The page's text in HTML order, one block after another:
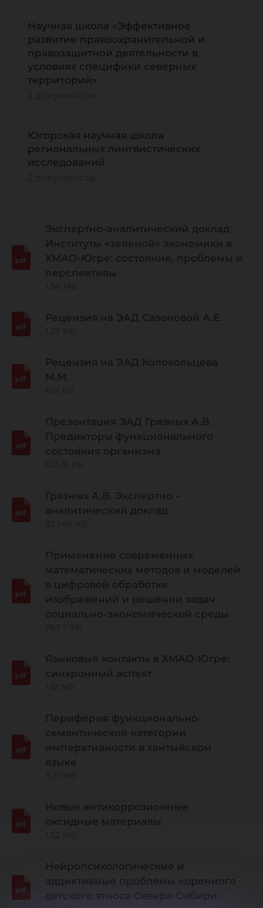
Научная школа «Эффективное
развитие правоохранительной и
правозащитной деятельности в
условиях специфики северных
территорий»
Югорская научная школа
региональных лингвистических
исследований
Экспертно-аналитический доклад
Институты «зеленой» экономики в
ХМАО-Югре: состояние, проблемы и
перспективы
Рецензия на ЭАД Сазоновой А.Е.
Рецензия на ЭАД Колокольцева
М.М.
Презентация ЭАД Грязных А.В.
Предикторы функционального
состояния организма
Грязных А.В. Экспертно -
аналитический доклад
Применение современных
математических методов и моделей
в цифровой обработке
изображений и решении задач
социально-экономической среды
Языковые контакты в ХМАО-Югре:
синхронный аспект
Периферия функционально-
семантической категории
императивности в хантыйском
языке
Новые антикоррозионные
оксидные материалы
Нейропсихологические и
аддиктивные проблемы коренного
детского этноса Севера Сибири